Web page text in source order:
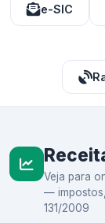
e-SIC
Veja para
— impostos,
131/2009